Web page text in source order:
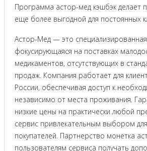
Программа астор-мед кэшбэк делает
еще более выгодной для постоянных
Астор-Мед — это
фокусирующаяся на поставках
медикаментов, отсутствующих в
продаж. Компания работает для
России, обеспечивая доступ к
независимо от места проживания.
низкие цены на практически любой
сервис привлекательным выбором
покупателей. Партнерство монетка
пользователям сервиса получать